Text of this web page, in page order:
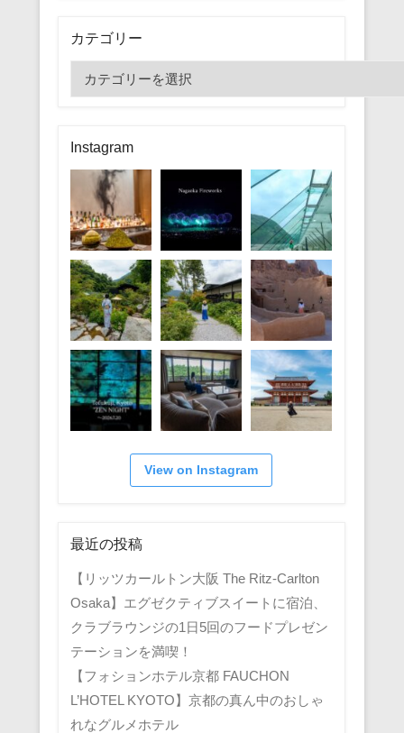
カテゴリー
テ
リ
ー
Instagram
View on Instagram
最近の投稿
【リッツカールトン大阪 The Ritz-Carlton
Osaka】エグゼクティブスイートに宿泊、
クラブラウンジの1日5回のフードプレゼン
テーションを満喫！
【フォションホテル京都 FAUCHON
L’HOTEL KYOTO】京都の真ん中のおしゃ
れなグルメホテル